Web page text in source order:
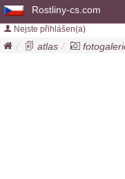
Rostliny-cs.com
Nejste přihlášen(a)
atlas